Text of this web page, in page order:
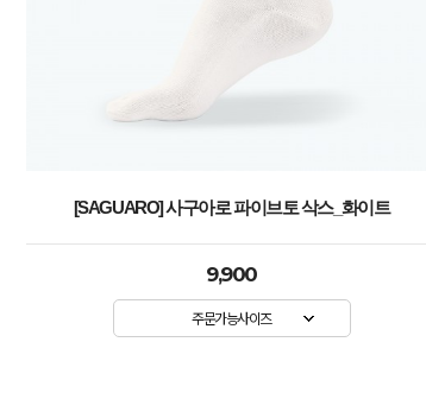
[SAGUARO] 사구아로 파이브토 삭스_화이트
9,900
주문가능사이즈